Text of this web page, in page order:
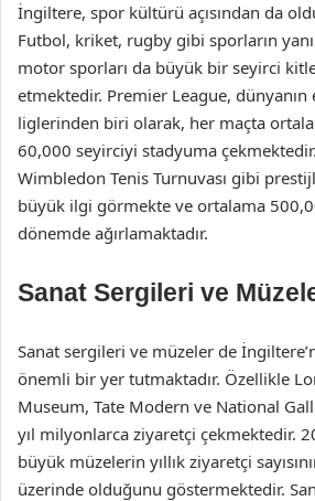
İngiltere, spor kültürü açısından da
Futbol, kriket, rugby gibi sporların
motor sporları da büyük bir seyirci
etmektedir. Premier League,
liglerinden biri olarak, her maçta
60,000 seyirciyi stadyuma
Wimbledon Tenis Turnuvası gibi
büyük ilgi görmekte ve ortalama
dönemde ağırlamaktadır.
Sanat Sergileri ve
Sanat sergileri ve müzeler de
önemli bir yer tutmaktadır. Özellikle
Museum, Tate Modern ve National
yıl milyonlarca ziyaretçi çekmektedir.
büyük müzelerin yıllık ziyaretçi
üzerinde olduğunu göstermektedir.